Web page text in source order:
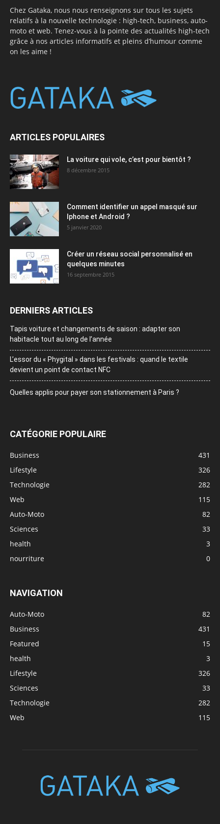
Chez Gataka, nous nous renseignons sur tous les sujets
relatifs à la nouvelle technologie : high-tech, business, auto-
moto et web. Tenez-vous à la pointe des actualités high-tech
grâce à nos articles informatifs et pleins d’humour comme
on les aime !
ARTICLES POPULAIRES
La voiture qui vole, c’est pour bientôt ?
8 décembre 2015
Comment identifier un appel masqué sur
Iphone et Android ?
5 janvier 2020
Créer un réseau social personnalisé en
quelques minutes
16 septembre 2015
DERNIERS ARTICLES
Tapis voiture et changements de saison : adapter son
habitacle tout au long de l’année
L’essor du « Phygital » dans les festivals : quand le textile
devient un point de contact NFC
Quelles applis pour payer son stationnement à Paris ?
CATÉGORIE POPULAIRE
Business
431
Lifestyle
326
Technologie
282
Web
115
Auto-Moto
82
Sciences
33
health
3
nourriture
0
NAVIGATION
Auto-Moto
82
Business
431
Featured
15
health
3
Lifestyle
326
Sciences
33
Technologie
282
Web
115